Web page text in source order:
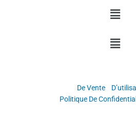
Menu
Menu
De Vente
Politique De